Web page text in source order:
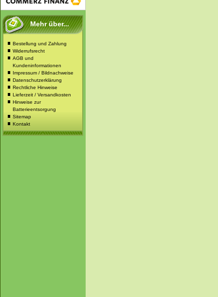
Mehr über...
Bestellung und Zahlung
Widerrufsrecht
AGB und
Kundeninformationen
Impressum / Bildnachweise
Datenschutzerklärung
Rechtliche Hinweise
Lieferzeit / Versandkosten
Hinweise zur
Batterieentsorgung
Sitemap
Kontakt